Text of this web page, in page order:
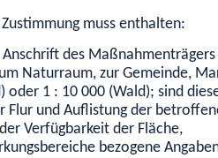
muss enthalten:
des
Naturraum, zur Gemeinde,
oder 1 : 10 000 (Wald); sind
Flur und Auflistung der
Verfügbarkeit der Fläche,
bezogene